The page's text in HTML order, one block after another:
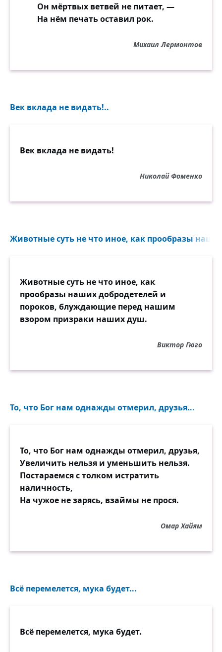
Он мёртвых ветвей не питает, —
На нём печать оставил рок.
Михаил Лермонтов
Век вклада не видать!..
Век вклада не видать!
Николай Фоменко
Животные суть не что иное, как прообразы
Животные суть не что иное, как
прообразы наших добродетелей и
пороков, блуждающие перед нашим
взором призраки наших душ.
Виктор Гюго
То, что Бог нам однажды отмерил, друзья...
То, что Бог нам однажды отмерил, друзья,
Увеличить нельзя и уменьшить нельзя.
Постараемся с толком истратить
наличность,
На чужое не зарясь, взаймы не прося.
Омар Хайям
Всё перемелется, мука будет...
Всё перемелется, мука будет.